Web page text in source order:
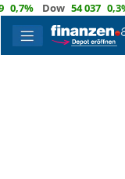
Dow 54 037 0,3%